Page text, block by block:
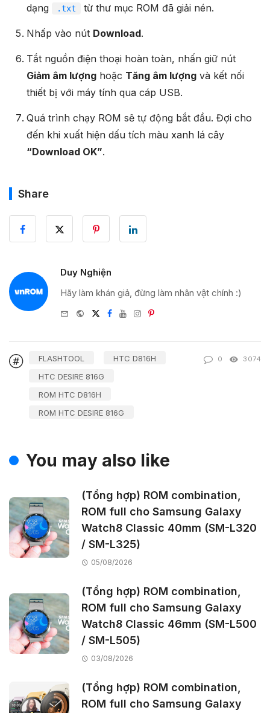
dạng .txt từ thư mục ROM đã giải nén.
Nhấp vào nút Download.
Tắt nguồn điện thoại hoàn toàn, nhấn giữ nút
Giảm âm lượnghoặc Tăng âm lượngvà kết nối
thiết bị với máy tính qua cáp USB.
Quá trình chạy ROM sẽ tự động bắt đầu. Đợi cho
đến khi xuất hiện dấu tích màu xanh lá cây
“Download OK”.
Share
Duy Nghiện
Hãy làm khán giả, đừng làm nhân vật chính :)
e-
WebsiteTwitter
Facebook
YoutubeInstagram
Pinterest
FLASHTOOL
HTC D816H
HTC DESIRE 816G
ROM HTC D816H
ROM HTC DESIRE 816G
0 3074
You may also like
(Tổng hợp) ROM combination,
ROM full cho Samsung Galaxy
Watch8 Classic 40mm (SM-L320
/ SM-L325)
05/08/2026
(Tổng hợp) ROM combination,
ROM full cho Samsung Galaxy
Watch8 Classic 46mm (SM-L500
/ SM-L505)
03/08/2026
(Tổng hợp) ROM combination,
ROM full cho Samsung Galaxy